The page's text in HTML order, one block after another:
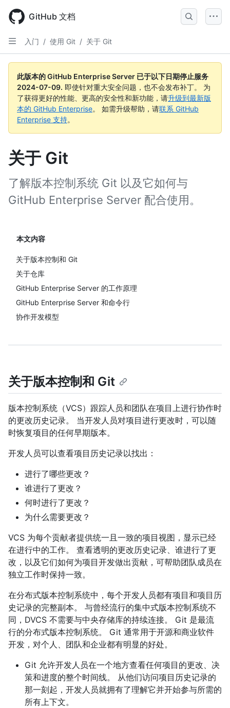
main
content
GitHub 文档
入门 / 使用 Git / 关于 Git
此版本的 GitHub Enterprise Server 已于以下日期停止服务
2024-07-09. 即使针对重大安全问题，也不会发布补丁。 为
了获得更好的性能、更高的安全性和新功能，请升级到最新版
本的 GitHub Enterprise。 如需升级帮助，请联系 GitHub
Enterprise 支持。
关于 Git
了解版本控制系统 Git 以及它如何与
GitHub Enterprise Server 配合使用。
本文内容
关于版本控制和 Git
关于仓库
GitHub Enterprise Server 的工作原理
GitHub Enterprise Server 和命令行
协作开发模型
关于版本控制和 Git
版本控制系统（VCS）跟踪人员和团队在项目上进行协作时
的更改历史记录。 当开发人员对项目进行更改时，可以随
时恢复项目的任何早期版本。
开发人员可以查看项目历史记录以找出：
进行了哪些更改？
谁进行了更改？
何时进行了更改？
为什么需要更改？
VCS 为每个贡献者提供统一且一致的项目视图，显示已经
在进行中的工作。 查看透明的更改历史记录、谁进行了更
改，以及它们如何为项目开发做出贡献，可帮助团队成员在
独立工作时保持一致。
在分布式版本控制系统中，每个开发人员都有项目和项目历
史记录的完整副本。 与曾经流行的集中式版本控制系统不
同，DVCS 不需要与中央存储库的持续连接。 Git 是最流
行的分布式版本控制系统。 Git 通常用于开源和商业软件
开发，对个人、团队和企业都有明显的好处。
Git 允许开发人员在一个地方查看任何项目的更改、决
策和进度的整个时间线。 从他们访问项目历史记录的
那一刻起，开发人员就拥有了理解它并开始参与所需的
所有上下文。